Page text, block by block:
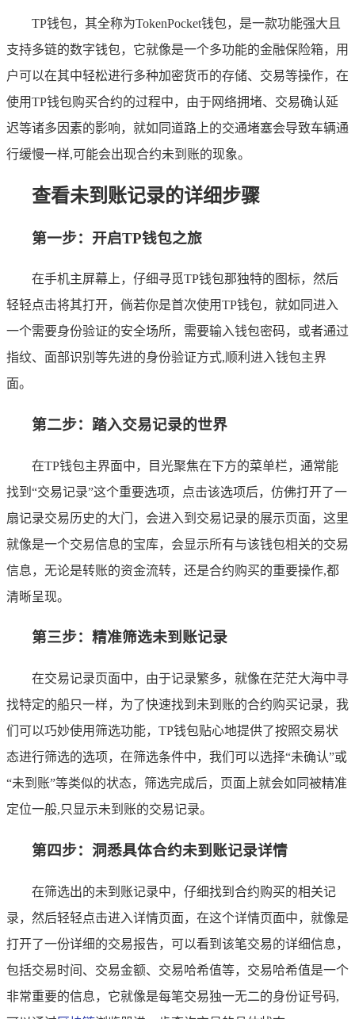
TP钱包，其全称为TokenPocket钱包，是一款功能强大且
支持多链的数字钱包，它就像是一个多功能的金融保险箱，用
户可以在其中轻松进行多种加密货币的存储、交易等操作，在
使用TP钱包购买合约的过程中，由于网络拥堵、交易确认延
迟等诸多因素的影响，就如同道路上的交通堵塞会导致车辆通
行缓慢一样,可能会出现合约未到账的现象。
查看未到账记录的详细步骤
第一步：开启TP钱包之旅
在手机主屏幕上，仔细寻觅TP钱包那独特的图标，然后
轻轻点击将其打开，倘若你是首次使用TP钱包，就如同进入
一个需要身份验证的安全场所，需要输入钱包密码，或者通过
指纹、面部识别等先进的身份验证方式,顺利进入钱包主界
面。
第二步：踏入交易记录的世界
在TP钱包主界面中，目光聚焦在下方的菜单栏，通常能
找到“交易记录”这个重要选项，点击该选项后，仿佛打开了一
扇记录交易历史的大门，会进入到交易记录的展示页面，这里
就像是一个交易信息的宝库，会显示所有与该钱包相关的交易
信息，无论是转账的资金流转，还是合约购买的重要操作,都
清晰呈现。
第三步：精准筛选未到账记录
在交易记录页面中，由于记录繁多，就像在茫茫大海中寻
找特定的船只一样，为了快速找到未到账的合约购买记录，我
们可以巧妙使用筛选功能，TP钱包贴心地提供了按照交易状
态进行筛选的选项，在筛选条件中，我们可以选择“未确认”或
“未到账”等类似的状态，筛选完成后，页面上就会如同被精准
定位一般,只显示未到账的交易记录。
第四步：洞悉具体合约未到账记录详情
在筛选出的未到账记录中，仔细找到合约购买的相关记
录，然后轻轻点击进入详情页面，在这个详情页面中，就像是
打开了一份详细的交易报告，可以看到该笔交易的详细信息，
包括交易时间、交易金额、交易哈希值等，交易哈希值是一个
非常重要的信息，它就像是每笔交易独一无二的身份证号码,